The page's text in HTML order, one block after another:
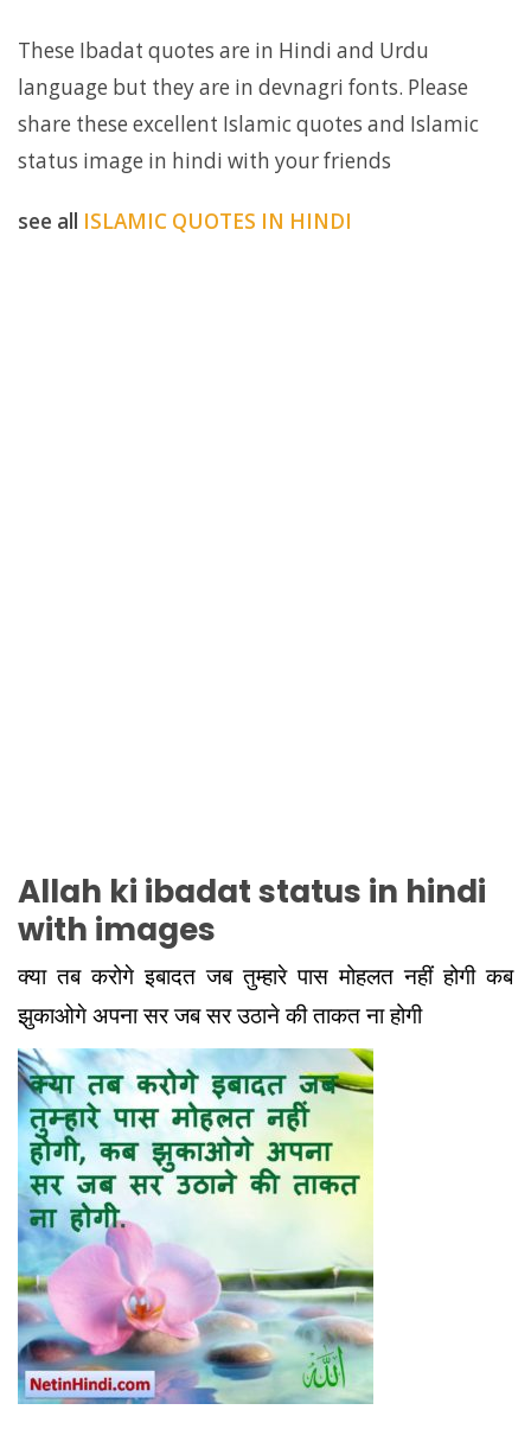
These Ibadat quotes are in Hindi and Urdu
language but they are in devnagri fonts. Please
share these excellent Islamic quotes and Islamic
status image in hindi with your friends
see all ISLAMIC QUOTES IN HINDI
Allah ki ibadat status in hindi
with images
क्या तब करोगे इबादत जब तुम्हारे पास मोहलत नहीं होगी कब
झुकाओगे अपना सर जब सर उठाने की ताकत ना होगी